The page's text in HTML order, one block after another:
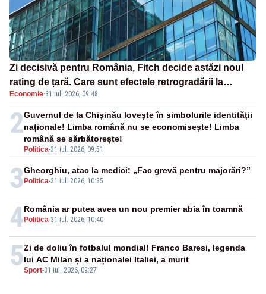
Zi decisivă pentru România, Fitch decide astăzi noul
rating de țară. Care sunt efectele retrogradării la
categoria „junk”
Economie·31 iul. 2026, 09:48
2
Politica-31 iul. 2026, 09:51
Guvernul de la Chișinău lovește în simbolurile identității
naționale! Limba română nu se economisește! Limba
română se sărbătorește!
3Politica-31 iul. 2026, 10:35
Gheorghiu, atac la medici: „Fac grevă pentru majorări?”
4Politica-31 iul. 2026, 10:40
România ar putea avea un nou premier abia în toamnă
5Sport-31 iul. 2026, 09:27
Zi de doliu în fotbalul mondial! Franco Baresi, legenda
lui AC Milan și a naționalei Italiei, a murit